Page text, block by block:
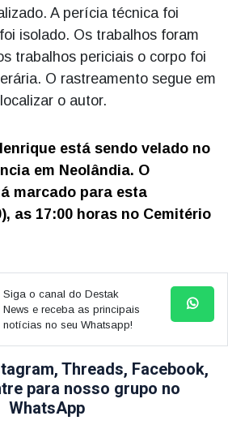
A perícia técnica foi
isolado. Os trabalhos foram
trabalhos periciais o corpo foi
O rastreamento segue em
o autor.
está sendo velado no
em Neolândia. O
marcado para esta
as 17:00 horas no Cemitério
Siga o canal do Destak
News e receba as principais
notícias no seu Whatsapp!
Threads, Facebook,
para nosso grupo no
WhatsApp